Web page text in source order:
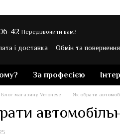
42 Передзвонити вам?
і доставка Обмін та повернення
За професією
Блог магазину Veronese Як обрати